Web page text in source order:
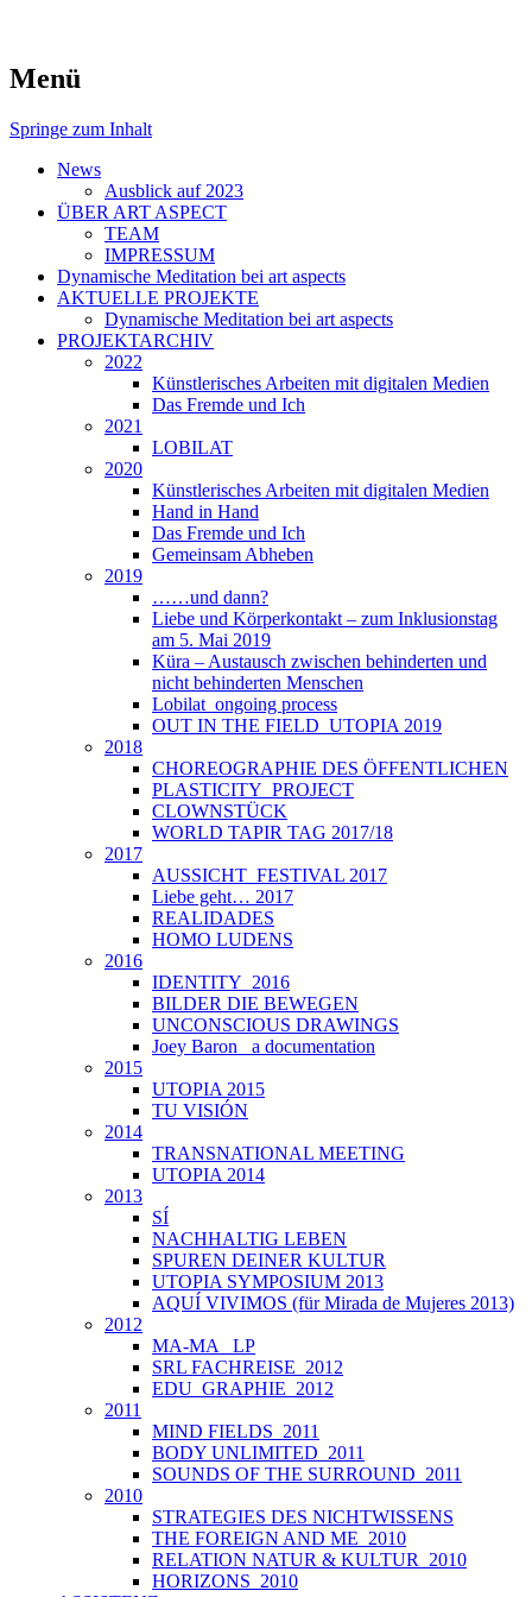
art aspects
art
Menü
Springe zum Inhalt
News
Ausblick auf 2023
ÜBER ART ASPECT
TEAM
IMPRESSUM
Dynamische Meditation bei art aspects
AKTUELLE PROJEKTE
Dynamische Meditation bei art aspects
PROJEKTARCHIV
2022
Künstlerisches Arbeiten mit digitalen Medien
Das Fremde und Ich
2021
LOBILAT
2020
Künstlerisches Arbeiten mit digitalen Medien
Hand in Hand
Das Fremde und Ich
Gemeinsam Abheben
2019
……und dann?
Liebe und Körperkontakt – zum Inklusionstag
am 5. Mai 2019
Küra – Austausch zwischen behinderten und
nicht behinderten Menschen
Lobilat_ongoing process
OUT IN THE FIELD_UTOPIA 2019
2018
CHOREOGRAPHIE DES ÖFFENTLICHEN
PLASTICITY_PROJECT
CLOWNSTÜCK
WORLD TAPIR TAG 2017/18
2017
AUSSICHT_FESTIVAL 2017
Liebe geht… 2017
REALIDADES
HOMO LUDENS
2016
IDENTITY_2016
BILDER DIE BEWEGEN
UNCONSCIOUS DRAWINGS
Joey Baron_ a documentation
2015
UTOPIA 2015
TU VISIÓN
2014
TRANSNATIONAL MEETING
UTOPIA 2014
2013
SÍ
NACHHALTIG LEBEN
SPUREN DEINER KULTUR
UTOPIA SYMPOSIUM 2013
AQUÍ VIVIMOS (für Mirada de Mujeres 2013)
2012
MA-MA _LP
SRL FACHREISE_2012
EDU_GRAPHIE_2012
2011
MIND FIELDS_2011
BODY UNLIMITED_2011
SOUNDS OF THE SURROUND_2011
2010
STRATEGIES DES NICHTWISSENS
THE FOREIGN AND ME_2010
RELATION NATUR & KULTUR_2010
HORIZONS_2010